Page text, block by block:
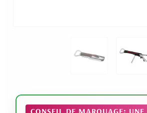
CONSEIL DE MARQUAGE: UNE